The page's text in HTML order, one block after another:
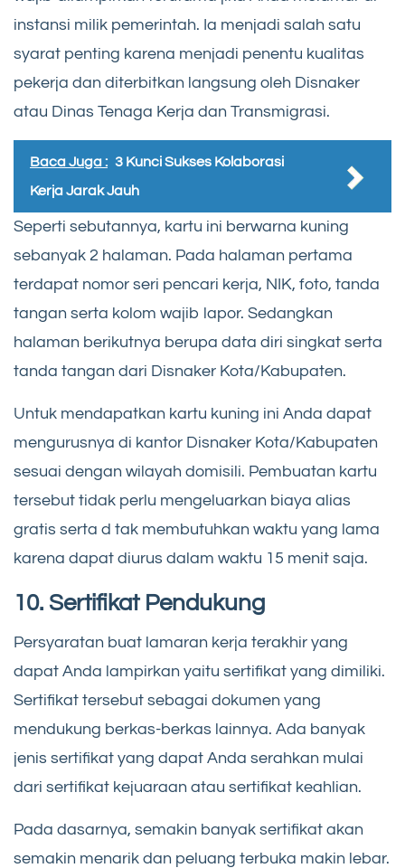
instansi milik pemerintah. Ia menjadi salah satu
syarat penting karena menjadi penentu kualitas
pekerja dan diterbitkan langsung oleh Disnaker
atau Dinas Tenaga Kerja dan Transmigrasi.
Baca Juga : 3 Kunci Sukses Kolaborasi
Kerja Jarak Jauh
Seperti sebutannya, kartu ini berwarna kuning
sebanyak 2 halaman. Pada halaman pertama
terdapat nomor seri pencari kerja, NIK, foto, tanda
tangan serta kolom wajib lapor. Sedangkan
halaman berikutnya berupa data diri singkat serta
tanda tangan dari Disnaker Kota/Kabupaten.
Untuk mendapatkan kartu kuning ini Anda dapat
mengurusnya di kantor Disnaker Kota/Kabupaten
sesuai dengan wilayah domisili. Pembuatan kartu
tersebut tidak perlu mengeluarkan biaya alias
gratis serta d tak membutuhkan waktu yang lama
karena dapat diurus dalam waktu 15 menit saja.
10. Sertifikat Pendukung
Persyaratan buat lamaran kerja terakhir yang
dapat Anda lampirkan yaitu sertifikat yang dimiliki.
Sertifikat tersebut sebagai dokumen yang
mendukung berkas-berkas lainnya. Ada banyak
jenis sertifikat yang dapat Anda serahkan mulai
dari sertifikat kejuaraan atau sertifikat keahlian.
Pada dasarnya, semakin banyak sertifikat akan
semakin menarik dan peluang terbuka makin lebar.